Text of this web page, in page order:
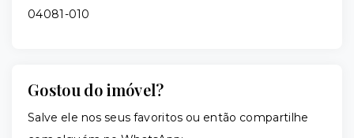
04081-010
Gostou do imóvel?
Salve ele nos seus favoritos ou então compartilhe